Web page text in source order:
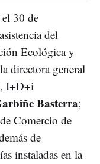
30 de
del
Ecológica y
directora general
I+D+i
Basterra;
Comercio de
de
instaladas en la